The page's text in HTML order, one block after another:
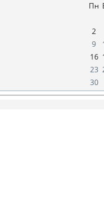
Пн
2
9
16
23
30